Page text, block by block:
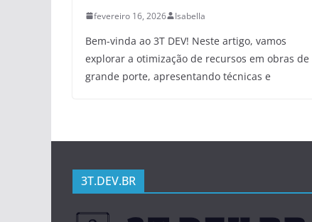
fevereiro 16, 2026 Isabella
Bem-vinda ao 3T DEV! Neste artigo, vamos
explorar a otimização de recursos em obras de
grande porte, apresentando técnicas e
3T.DEV.BR